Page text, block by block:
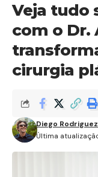
Veja tudo
com o Dr.
cirurgia
Última
Diego